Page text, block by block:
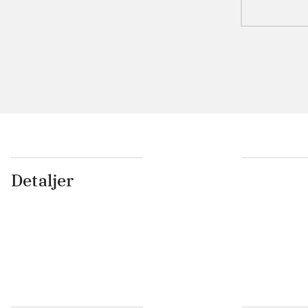
Detaljer